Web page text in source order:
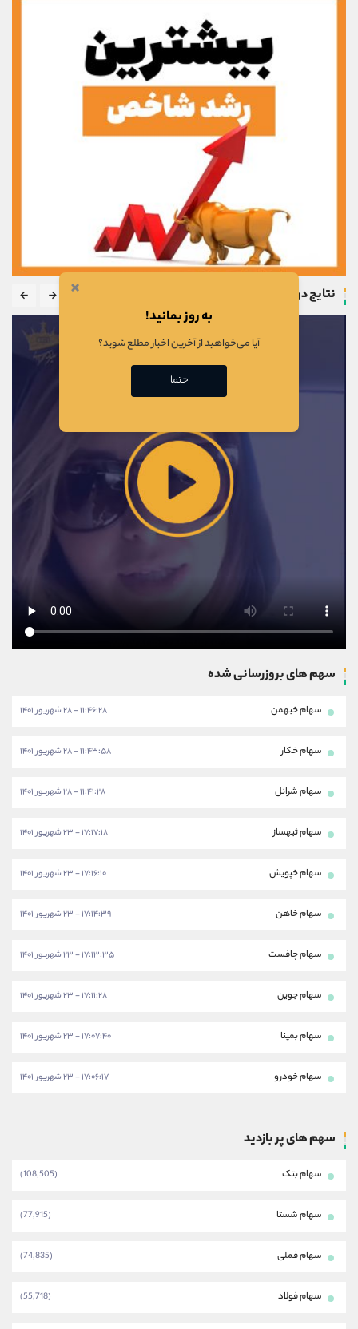
نتایج دوره
سهم های بروزرسانی شده
سهام خبهمن ۱۱:۴۶:۲۸ - ۲۸ شهریور ۱۴۰۱
سهام خکار ۱۱:۴۳:۵۸ - ۲۸ شهریور ۱۴۰۱
سهام شرانل ۱۱:۴۱:۲۸ - ۲۸ شهریور ۱۴۰۱
سهام ثبهساز ۱۷:۱۷:۱۸ - ۲۳ شهریور ۱۴۰۱
سهام خپویش ۱۷:۱۶:۱۰ - ۲۳ شهریور ۱۴۰۱
سهام خاهن ۱۷:۱۴:۳۹ - ۲۳ شهریور ۱۴۰۱
سهام چافست ۱۷:۱۳:۳۵ - ۲۳ شهریور ۱۴۰۱
سهام جوین ۱۷:۱۱:۲۸ - ۲۳ شهریور ۱۴۰۱
سهام بمپنا ۱۷:۰۷:۴۰ - ۲۳ شهریور ۱۴۰۱
سهام خودرو ۱۷:۰۶:۱۷ - ۲۳ شهریور ۱۴۰۱
سهم های پر بازدید
سهام بتک (108,505)
سهام شستا (77,915)
سهام فملی (74,835)
سهام فولاد (55,718)
×
به روز بمانید!
آیا می‌خواهید از آخرین اخبار مطلع شوید؟
حتما